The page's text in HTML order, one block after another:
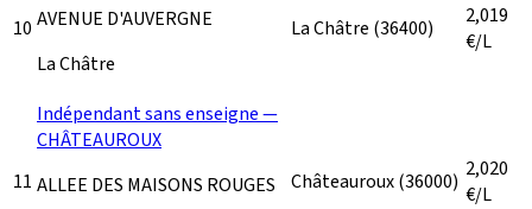
10 AVENUE D'AUVERGNE
La Châtre
La Châtre (36400)
2,019
€/L
11
Indépendant sans enseigne —
CHÂTEAUROUX
ALLEE DES MAISONS ROUGES
Châteauroux(36000) 2,020
€/L